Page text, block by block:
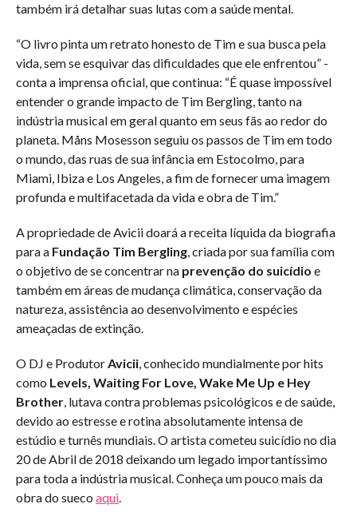
também irá detalhar suas lutas com a saúde mental.
“O livro pinta um retrato honesto de Tim e sua busca pela
vida, sem se esquivar das dificuldades que ele enfrentou” -
conta a imprensa oficial, que continua: “É quase impossível
entender o grande impacto de Tim Bergling, tanto na
indústria musical em geral quanto em seus fãs ao redor do
planeta. Måns Mosesson seguiu os passos de Tim em todo
o mundo, das ruas de sua infância em Estocolmo, para
Miami, Ibiza e Los Angeles, a fim de fornecer uma imagem
profunda e multifacetada da vida e obra de Tim.”
A propriedade de Avicii doará a receita líquida da biografia
para a Fundação Tim Bergling, criada por sua família com
o objetivo de se concentrar na prevenção do suicídio e
também em áreas de mudança climática, conservação da
natureza, assistência ao desenvolvimento e espécies
ameaçadas de extinção.
O DJ e ProdutorAvicii, conhecido mundialmente por hits
como Levels, Waiting For Love, Wake Me Up e Hey
Brother, lutava contra problemas psicológicos e de saúde,
devido ao estresse e rotina absolutamente intensa de
estúdio e turnês mundiais. O artista cometeu suicídio no dia
20 de Abril de 2018 deixando um legado importantíssimo
para toda a indústria musical. Conheça um pouco mais da
obra do sueco aqui.